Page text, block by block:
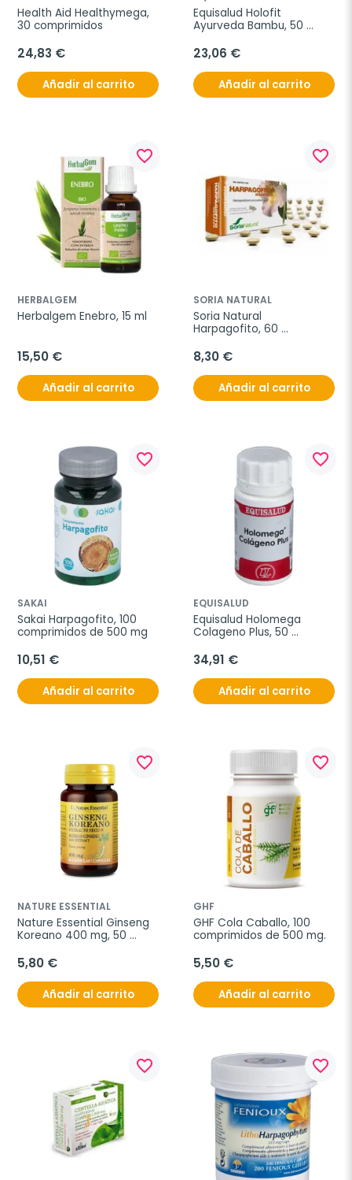
Health Aid Healthymega,
30 comprimidos
24,83 €
Añadir al carrito
Equisalud Holofit
Ayurveda Bambu, 50
23,06 €
Añadir al carrito
favorite_border
HERBALGEM
Herbalgem Enebro, 15 ml
15,50 €
Añadir al carrito
favorite_border
SORIA NATURAL
Soria Natural
Harpagofito, 60
8,30 €
Añadir al carrito
favorite_border
SAKAI
Sakai Harpagofito, 100
comprimidos de 500 mg
10,51 €
Añadir al carrito
favorite_border
EQUISALUD
Equisalud Holomega
Colageno Plus, 50
34,91 €
Añadir al carrito
favorite_border
NATURE ESSENTIAL
Nature Essential Ginseng
Koreano 400 mg, 50
5,80 €
Añadir al carrito
favorite_border
GHF
GHF Cola Caballo, 100
comprimidos de 500 mg.
5,50 €
Añadir al carrito
favorite_border favorite_border